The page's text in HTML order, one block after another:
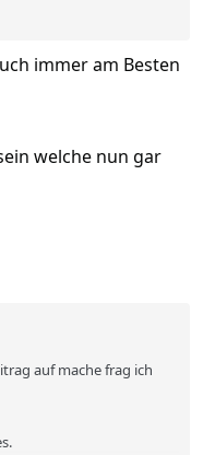
immer am Besten
welche nun gar
auf mache frag ich